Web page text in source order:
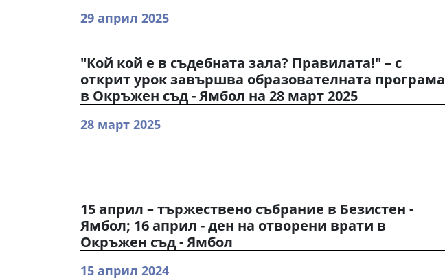
29 април 2025
"Кой кой е в съдебната зала? Правилата!" – с
открит урок завършва образователната програма
в Окръжен съд - Ямбол на 28 март 2025
28 март 2025
15 април – тържествено събрание в Безистен -
Ямбол; 16 април - ден на отворени врати в
Окръжен съд - Ямбол
15 април 2024